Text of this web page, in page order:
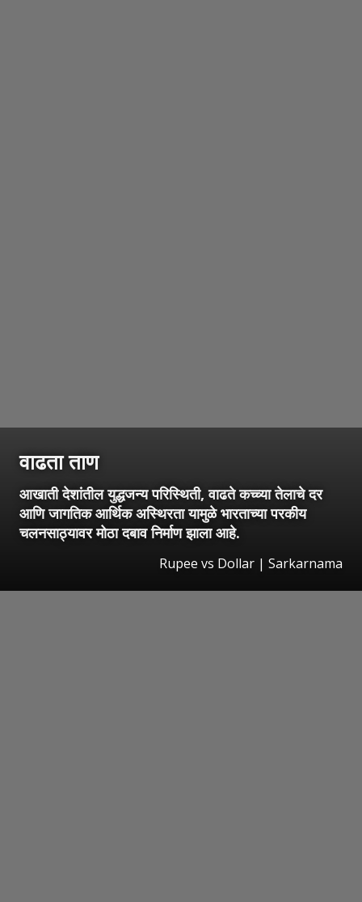
वाढता ताण
आखाती देशांतील युद्धजन्य परिस्थिती, वाढते कच्च्या तेलाचे दर
आणि जागतिक आर्थिक अस्थिरता यामुळे भारताच्या परकीय
चलनसाठ्यावर मोठा दबाव निर्माण झाला आहे.
Rupee vs Dollar | Sarkarnama